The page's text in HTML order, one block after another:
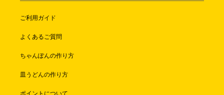
ご利用ガイド
よくあるご質問
ちゃんぽんの作り方
皿うどんの作り方
ポイントについて